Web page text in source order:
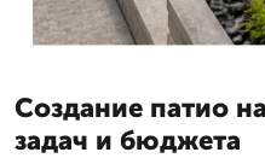
Создание патио
задач и бюджета